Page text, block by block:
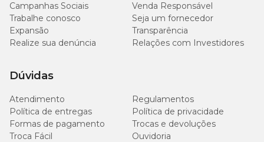
Campanhas Sociais
Venda Responsável
Trabalhe conosco
Seja um fornecedor
Expansão
Transparência
Realize sua denúncia
Relações com Investidores
Dúvidas
Atendimento
Regulamentos
Política de entregas
Política de privacidade
Formas de pagamento
Trocas e devoluções
Troca Fácil
Ouvidoria